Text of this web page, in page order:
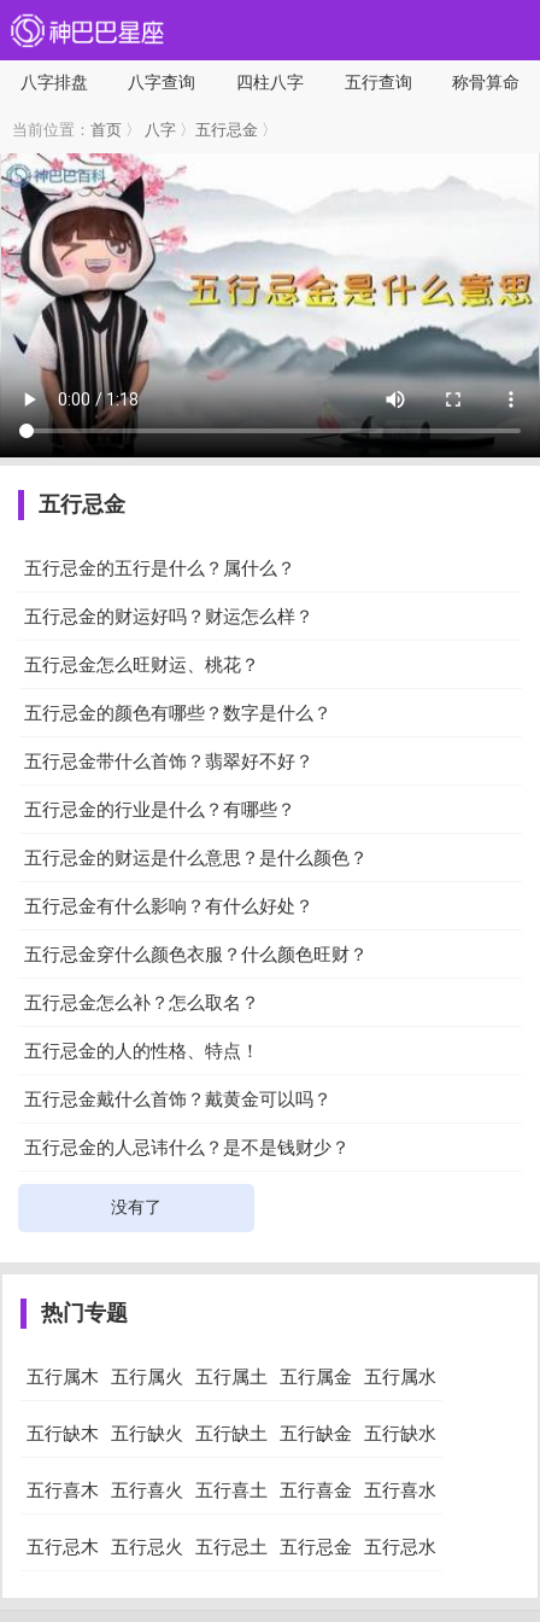
八字排盘 八字查询 四柱八字 五行查询 称骨算命
当前位置： 首页 〉 八字 〉 五行忌金 〉
五行忌金
五行忌金的五行是什么？属什么？
五行忌金的财运好吗？财运怎么样？
五行忌金怎么旺财运、桃花？
五行忌金的颜色有哪些？数字是什么？
五行忌金带什么首饰？翡翠好不好？
五行忌金的行业是什么？有哪些？
五行忌金的财运是什么意思？是什么颜色？
五行忌金有什么影响？有什么好处？
五行忌金穿什么颜色衣服？什么颜色旺财？
五行忌金怎么补？怎么取名？
五行忌金的人的性格、特点！
五行忌金戴什么首饰？戴黄金可以吗？
五行忌金的人忌讳什么？是不是钱财少？
没有了
热门专题
五行属木 五行属火 五行属土 五行属金 五行属水
五行缺木 五行缺火 五行缺土 五行缺金 五行缺水
五行喜木 五行喜火 五行喜土 五行喜金 五行喜水
五行忌木 五行忌火 五行忌土 五行忌金 五行忌水